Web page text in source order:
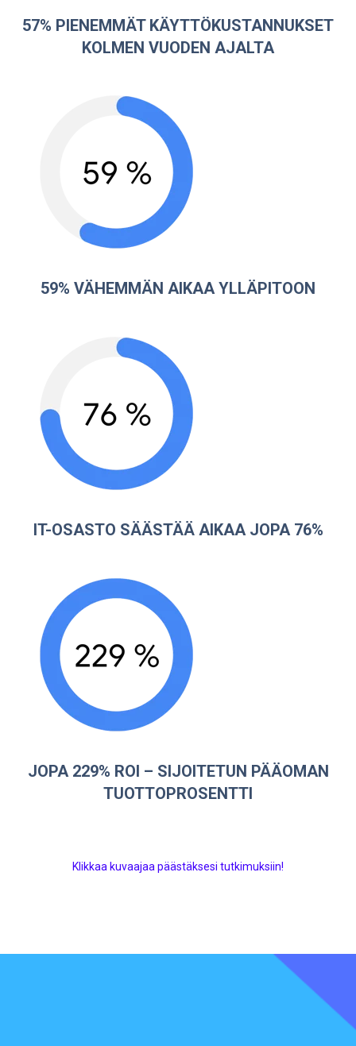
57% PIENEMMÄT KÄYTTÖKUSTANNUKSET
KOLMEN VUODEN AJALTA
59% VÄHEMMÄN AIKAA YLLÄPITOON
IT-OSASTO SÄÄSTÄÄ AIKAA JOPA 76%
JOPA 229% ROI – SIJOITETUN PÄÄOMAN
TUOTTOPROSENTTI
Klikkaa kuvaajaa päästäksesi tutkimuksiin!